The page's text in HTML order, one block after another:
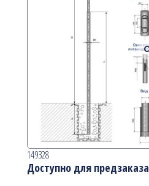
149328
Доступно для предзаказа